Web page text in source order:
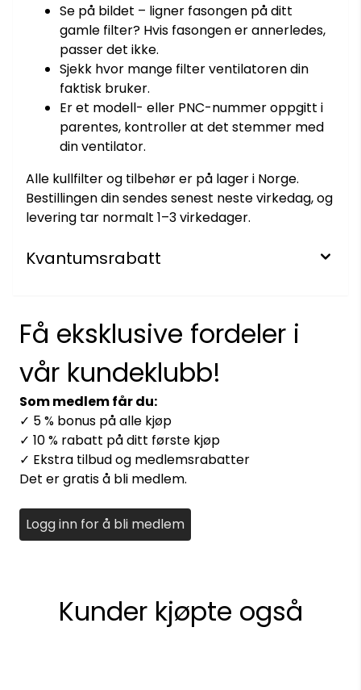
Se på bildet – ligner fasongen på ditt
gamle filter? Hvis fasongen er annerledes,
passer det ikke.
Sjekk hvor mange filter ventilatoren din
faktisk bruker.
Er et modell- eller PNC-nummer oppgitt i
parentes, kontroller at det stemmer med
din ventilator.
Alle kullfilter og tilbehør er på lager i Norge.
Bestillingen din sendes senest neste virkedag, og
levering tar normalt 1–3 virkedager.
Kvantumsrabatt
Få eksklusive fordeler i
vår kundeklubb!
Som medlem får du:
✓ 5 % bonus på alle kjøp
✓ 10 % rabatt på ditt første kjøp
✓ Ekstra tilbud og medlemsrabatter
Det er gratis å bli medlem.
Logg inn for å bli medlem
Kunder kjøpte også